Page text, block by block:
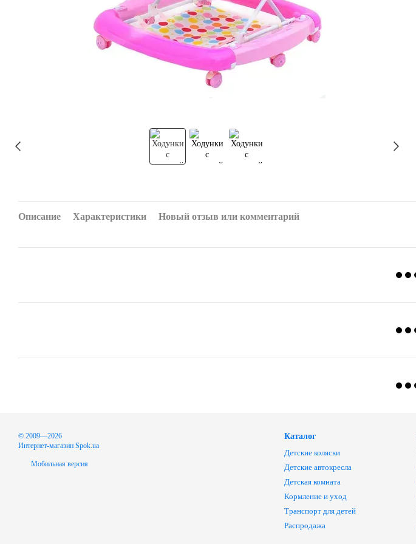
Описание Характеристики Новый отзыв или комментарий
© 2009—2026
Интернет-магазин Spok.ua
Мобильная версия
Каталог
Детские коляски
Детские автокресла
Детская комната
Кормление и уход
Транспорт для детей
Распродажа